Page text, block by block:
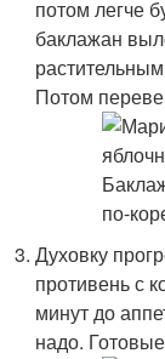
потом легче
баклажан
Потом
Духовку
противень с
минут до
надо.